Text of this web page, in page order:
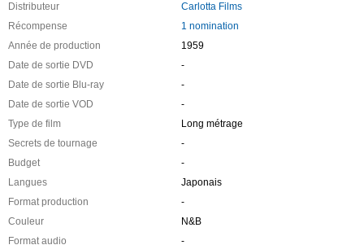
Distributeur
Carlotta Films
Récompense
1 nomination
Année de production
1959
Date de sortie DVD
-
Date de sortie Blu-ray
-
Date de sortie VOD
-
Type de film
Long métrage
Secrets de tournage
-
Budget
-
Langues
Japonais
Format production
-
Couleur
N&B
Format audio
-